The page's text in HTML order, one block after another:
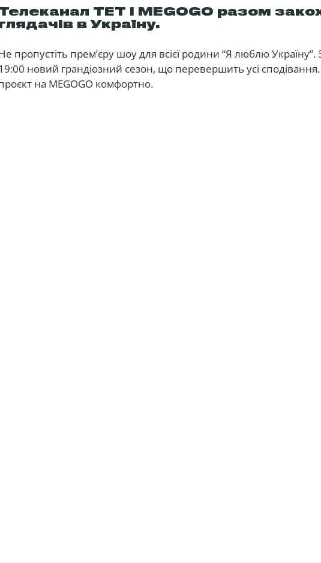
ТЕТ і MEGOGO разом
в Україну.
пропустіть прем’єру шоу для всієї родини “Я люблю
новий грандіозний сезон, що перевершить усі
на MEGOGO комфортно.